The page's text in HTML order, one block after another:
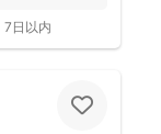
7日以内